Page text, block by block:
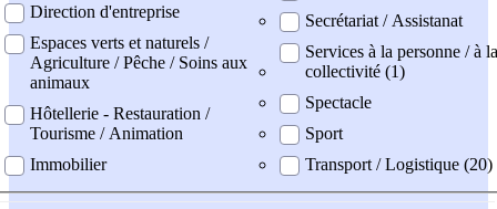
Direction d'entreprise
Espaces verts et naturels /
Agriculture / Pêche / Soins aux
animaux
Hôtellerie - Restauration /
Tourisme / Animation
Immobilier
Secrétariat / Assistanat
Services à la personne / à la
collectivité (1)
Spectacle
Sport
Transport / Logistique (20)